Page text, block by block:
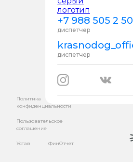
+7 988 505 2
диспетчер
диспетчер
Политика
конфиденциальности
Пользовательское
соглашение
Устав ФинОтчет